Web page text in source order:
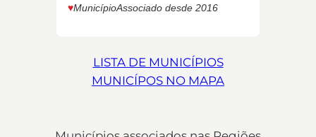
♥︎MunicípioAssociado desde 2016
LISTA DE MUNICÍPIOS
MUNICÍPOS NO MAPA